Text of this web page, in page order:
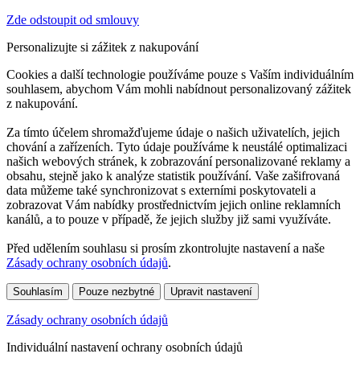
Zde odstoupit od smlouvy
Personalizujte si zážitek z nakupování
Cookies a další technologie používáme pouze s Vaším individuálním
souhlasem, abychom Vám mohli nabídnout personalizovaný zážitek
z nakupování.
Za tímto účelem shromažďujeme údaje o našich uživatelích, jejich
chování a zařízeních. Tyto údaje používáme k neustálé optimalizaci
našich webových stránek, k zobrazování personalizované reklamy a
obsahu, stejně jako k analýze statistik používání. Vaše zašifrovaná
data můžeme také synchronizovat s externími poskytovateli a
zobrazovat Vám nabídky prostřednictvím jejich online reklamních
kanálů, a to pouze v případě, že jejich služby již sami využíváte.
Před udělením souhlasu si prosím zkontrolujte nastavení a naše
Zásady ochrany osobních údajů.
Souhlasím Pouze nezbytné Upravit nastavení
Zásady ochrany osobních údajů
Individuální nastavení ochrany osobních údajů